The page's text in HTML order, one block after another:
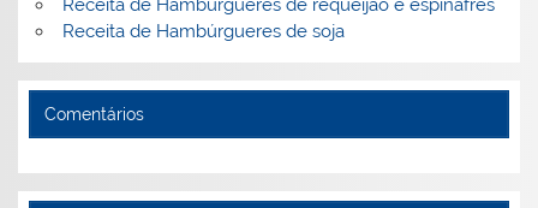
Receita de Hambúrgueres de soja
Comentários